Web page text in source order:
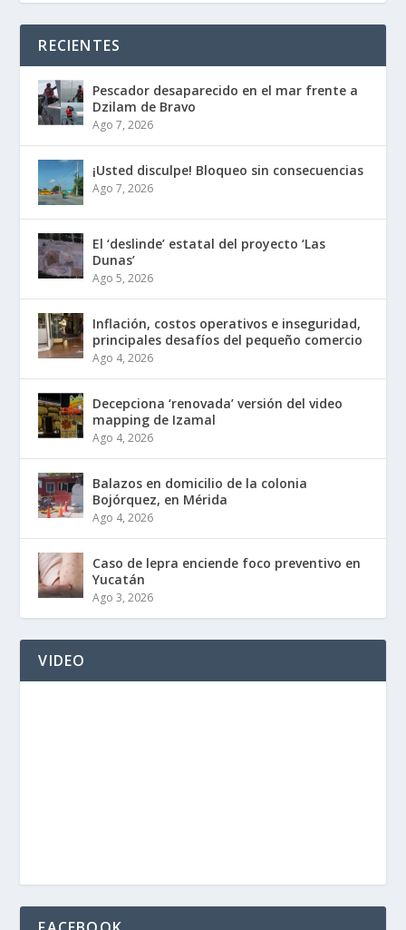
RECIENTES
Pescador desaparecido en el mar frente a
Dzilam de Bravo
Ago 7, 2026
¡Usted disculpe! Bloqueo sin consecuencias
Ago 7, 2026
El ‘deslinde’ estatal del proyecto ‘Las
Dunas’
Ago 5, 2026
Inflación, costos operativos e inseguridad,
principales desafíos del pequeño comercio
Ago 4, 2026
Decepciona ‘renovada’ versión del video
mapping de Izamal
Ago 4, 2026
Balazos en domicilio de la colonia
Bojórquez, en Mérida
Ago 4, 2026
Caso de lepra enciende foco preventivo en
Yucatán
Ago 3, 2026
VIDEO